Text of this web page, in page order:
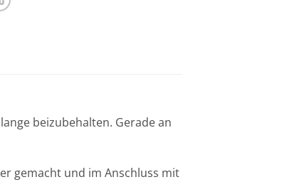
beizubehalten. Gerade an
gemacht und im Anschluss mit